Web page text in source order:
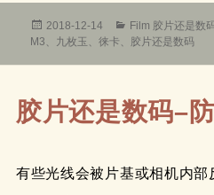
发
2018-12-14
分
类
Film 胶片还是数
M3 、 九枚玉 、徕卡 、 胶片还是数码
胶片还是数码–
有些光线会被片基或相机内部